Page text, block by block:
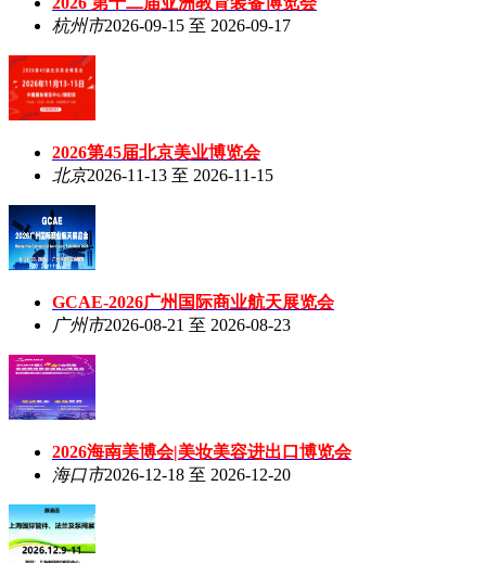
杭州市2026-09-15 至 2026-09-17
2026第45届北京美业博览会
北京2026-11-13 至 2026-11-15
GCAE-2026广州国际商业航天展览会
广州市2026-08-21 至 2026-08-23
2026海南美博会|美妆美容进出口博览会
海口市2026-12-18 至 2026-12-20